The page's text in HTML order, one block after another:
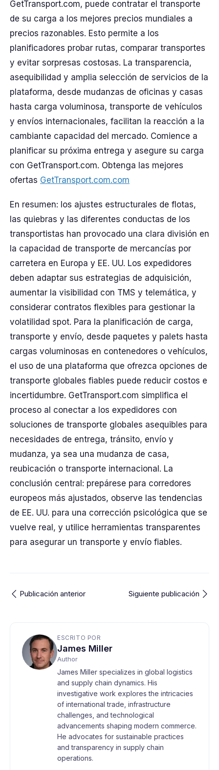
GetTransport.com, puede contratar el transporte
de su carga a los mejores precios mundiales a
precios razonables. Esto permite a los
planificadores probar rutas, comparar transportes
y evitar sorpresas costosas. La transparencia,
asequibilidad y amplia selección de servicios de la
plataforma, desde mudanzas de oficinas y casas
hasta carga voluminosa, transporte de vehículos
y envíos internacionales, facilitan la reacción a la
cambiante capacidad del mercado. Comience a
planificar su próxima entrega y asegure su carga
con GetTransport.com. Obtenga las mejores
ofertas GetTransport.com.com
En resumen: los ajustes estructurales de flotas,
las quiebras y las diferentes conductas de los
transportistas han provocado una clara división en
la capacidad de transporte de mercancías por
carretera en Europa y EE. UU. Los expedidores
deben adaptar sus estrategias de adquisición,
aumentar la visibilidad con TMS y telemática, y
considerar contratos flexibles para gestionar la
volatilidad spot. Para la planificación de carga,
transporte y envío, desde paquetes y palets hasta
cargas voluminosas en contenedores o vehículos,
el uso de una plataforma que ofrezca opciones de
transporte globales fiables puede reducir costos e
incertidumbre. GetTransport.com simplifica el
proceso al conectar a los expedidores con
soluciones de transporte globales asequibles para
necesidades de entrega, tránsito, envío y
mudanza, ya sea una mudanza de casa,
reubicación o transporte internacional. La
conclusión central: prepárese para corredores
europeos más ajustados, observe las tendencias
de EE. UU. para una corrección psicológica que se
vuelve real, y utilice herramientas transparentes
para asegurar un transporte y envío fiables.
Publicación anterior Siguiente publicación
ESCRITO POR
James Miller
Author
James Miller specializes in global logistics
and supply chain dynamics. His
investigative work explores the intricacies
of international trade, infrastructure
challenges, and technological
advancements shaping modern commerce.
He advocates for sustainable practices
and transparency in supply chain
operations.